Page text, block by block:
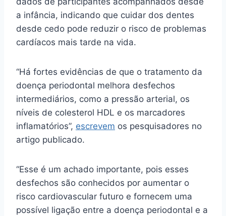
a infância, indicando que cuidar dos dentes
desde cedo pode reduzir o risco de problemas
cardíacos mais tarde na vida.
“Há fortes evidências de que o tratamento da
doença periodontal melhora desfechos
intermediários, como a pressão arterial, os
níveis de colesterol HDL e os marcadores
inflamatórios”, escrevem os pesquisadores no
artigo publicado.
“Esse é um achado importante, pois esses
desfechos são conhecidos por aumentar o
risco cardiovascular futuro e fornecem uma
possível ligação entre a doença periodontal e a